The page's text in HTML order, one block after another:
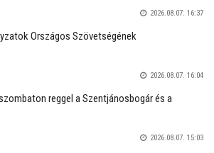
2026.08.07. 16:37
Országos Szövetségének
2026.08.07. 16:04
reggel a Szentjánosbogár és a
2026.08.07. 15:03